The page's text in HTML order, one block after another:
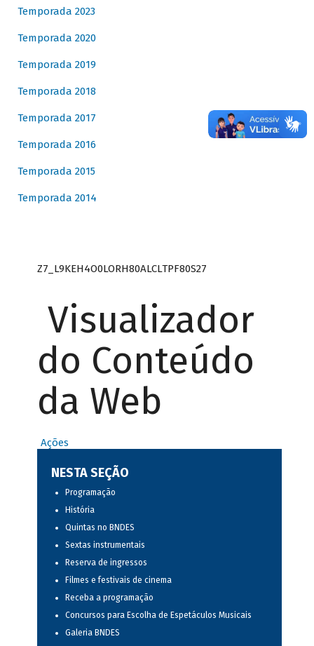
Temporada 2023
Temporada 2020
Temporada 2019
Temporada 2018
Temporada 2017
Temporada 2016
Temporada 2015
Temporada 2014
Z7_L9KEH4O0LORH80ALCLTPF80S27
Visualizador
do Conteúdo
da Web
Ações
NESTA SEÇÃO
Programação
História
Quintas no BNDES
Sextas instrumentais
Reserva de ingressos
Filmes e festivais de cinema
Receba a programação
Concursos para Escolha de Espetáculos Musicais
Galeria BNDES